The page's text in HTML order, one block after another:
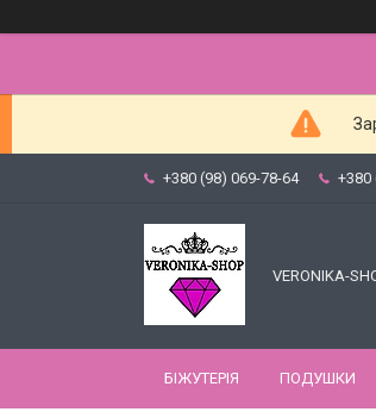
+380 (98) 069-78-64 +380
VERONIKA-
БІЖУТЕРІЯ ПОДУШКИ